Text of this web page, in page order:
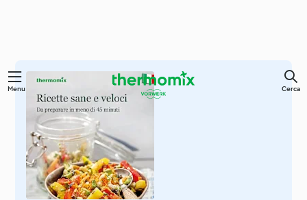
Vai
contenuto
principale
Menu Cerca